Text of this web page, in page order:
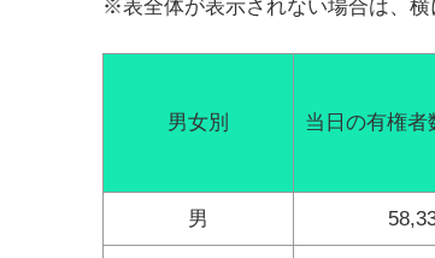
※表全体が表示されない場合は、横
男女別 当日の有権者
男